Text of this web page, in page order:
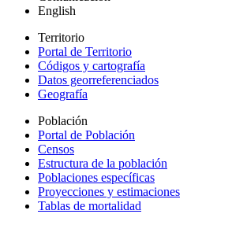
English
Territorio
Portal de Territorio
Códigos y cartografía
Datos georreferenciados
Geografía
Población
Portal de Población
Censos
Estructura de la población
Poblaciones específicas
Proyecciones y estimaciones
Tablas de mortalidad